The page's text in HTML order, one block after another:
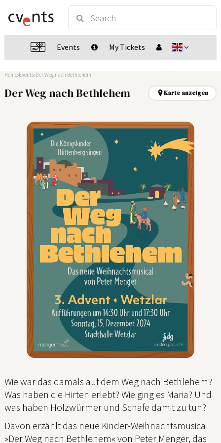
Events My Tickets
Home Events Der Weg nach Bethlehem
Der Weg nach Bethlehem Karte anzeigen
Wie war das damals auf dem Weg nach Bethlehem?
Was haben die Hirten erlebt? Wie ging es Maria? Und
was haben Holzwürmer und Schafe damit zu tun?
Davon erzählt das neue Kinder-Weihnachtsmusical
»Der Weg nach Bethlehem« von Peter Menger, das